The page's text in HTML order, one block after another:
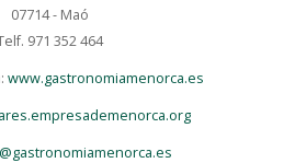
07714 - Maó
971 352 464
www.gastronomiamenorca.es